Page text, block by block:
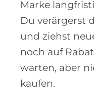
Marke
Du verärgerst
und ziehst
noch auf
warten, aber
kaufen.